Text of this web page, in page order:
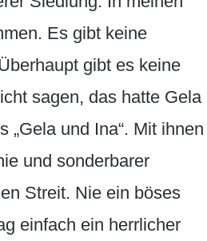
Es gibt keine
gibt es keine
sagen, das hatte Gela
„Gela und Ina“. Mit ihnen
und sonderbarer
Streit. Nie ein böses
einfach ein herrlicher